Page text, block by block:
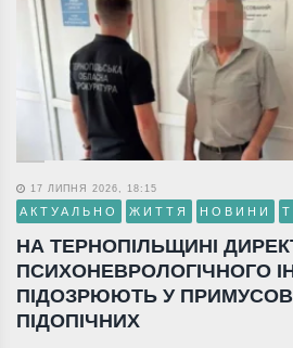
17 ЛИПНЯ 2026, 18:15
АКТУАЛЬНО ЖИТТЯ НОВИНИ
НА ТЕРНОПІЛЬЩИНІ
ПСИХОНЕВРОЛОГІЧНОГО
ПІДОЗРЮЮТЬ У
ПІДОПІЧНИХ